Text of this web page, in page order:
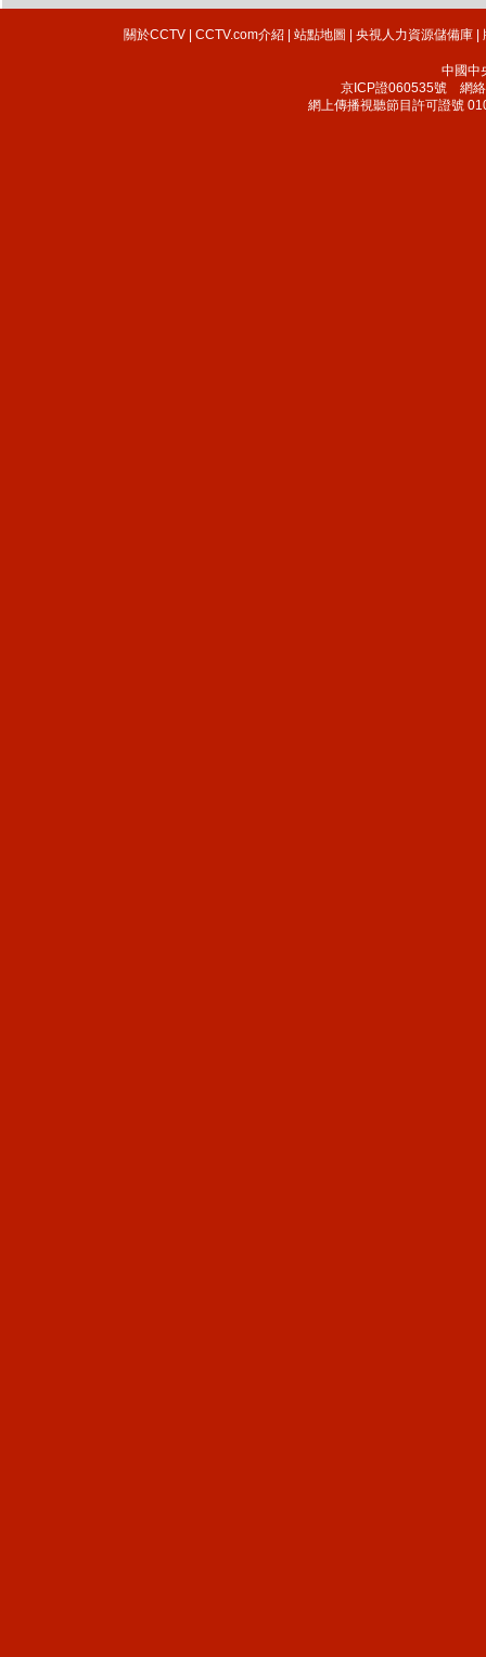
關於CCTV |CCTV.com介紹 |站點地圖 |央視人力資源儲備庫 |
中國中
京ICP證060535號 網絡
網上傳播視聽節目許可證號